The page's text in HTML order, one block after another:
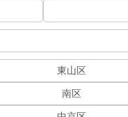
東山区
南区